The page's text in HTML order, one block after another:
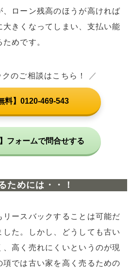
ローン残高のほうが高ければ
きくなってしまい、支払い能
めです。
のご相談はこちら！ ／
料】0120-469-543
】フォームで問合せする
ためには・・！
ースバックすることは可能だ
した。しかし、どうしても古い
高く売れにくいというのが現
では古い家を高く売るための